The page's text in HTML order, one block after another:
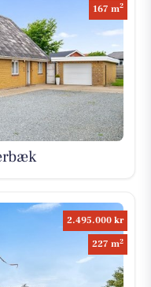
167 m2
2.495.000 kr
227 m2